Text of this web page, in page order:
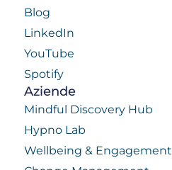
Blog
LinkedIn
YouTube
Spotify
Aziende
Mindful Discovery Hub
Hypno Lab
Wellbeing & Engagement